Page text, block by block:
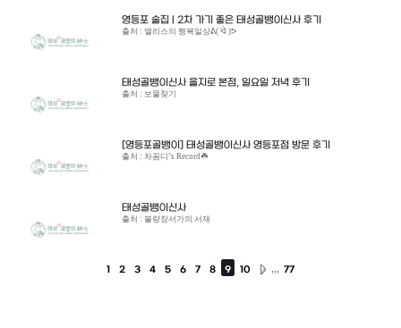
영등포 술집 | 2차 가기 좋은 태성골뱅이신사 후기
출처 : 앨리스의 행복일상ᕕ( ᐛ )ᕗ
태성골뱅이신사 을지로 본점, 일요일 저녁 후기
출처 : 보물찾기
[영등포골뱅이] 태성골뱅이신사 영등포점 방문 후기
출처 : 차꼼디’s Record☘️
태성골뱅이신사
출처 : 불량장서가의 서재
1 2 3 4 5 6 7 8 9 10 ,,, 77